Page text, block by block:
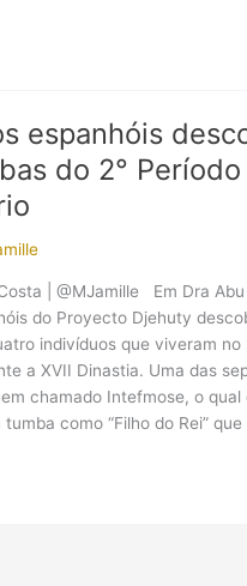
espanhóis
do 2° Período
| @MJamille Em Dra
do Proyecto Djehuty
indivíduos que viveram no
a XVII Dinastia. Uma das
chamado Intefmose, o qual
como “Filho do Rei”